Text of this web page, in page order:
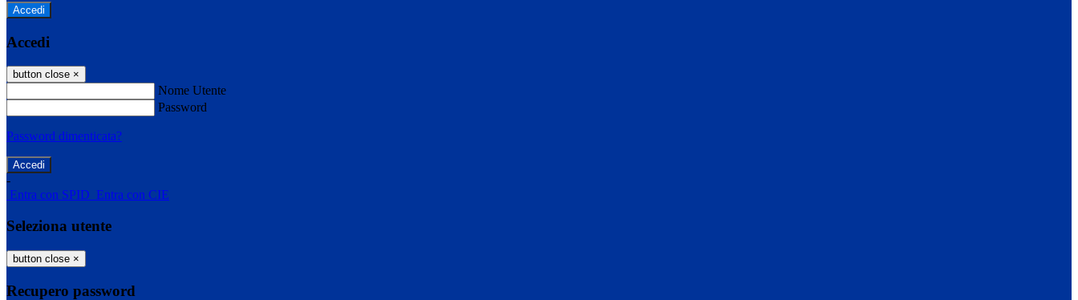
Accedi
Accedi
button close ×
Nome Utente
Password
Password dimenticata?
-
Entra con SPID Entra con CIE
Seleziona utente
button close ×
Recupero password